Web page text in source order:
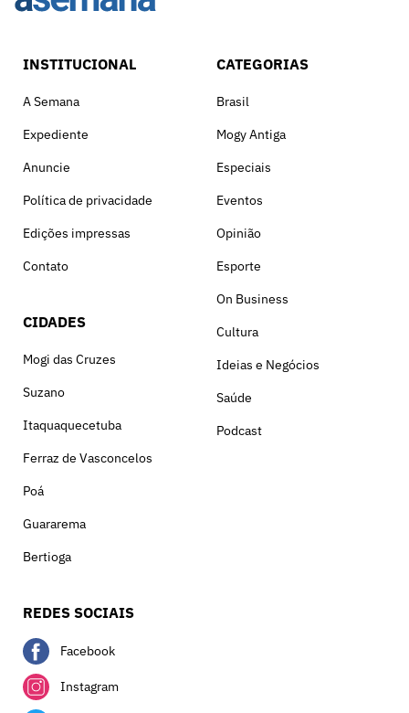
INSTITUCIONAL
A Semana
Expediente
Anuncie
Política de privacidade
Edições impressas
Contato
CIDADES
Mogi das Cruzes
Suzano
Itaquaquecetuba
Ferraz de Vasconcelos
Poá
Guararema
Bertioga
CATEGORIAS
Brasil
Mogy Antiga
Especiais
Eventos
Opinião
Esporte
On Business
Cultura
Ideias e Negócios
Saúde
Podcast
REDES SOCIAIS
Facebook
Instagram